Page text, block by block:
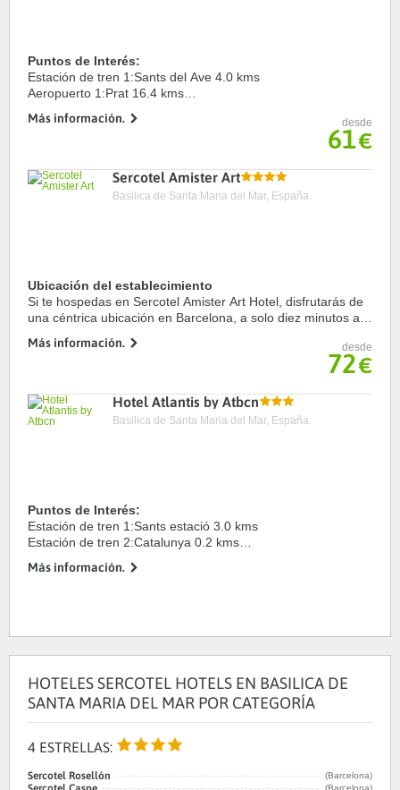
Puntos de Interés:
Estación de tren 1:Sants del Ave 4.0 kms
Aeropuerto 1:Prat 16.4 kms
Centro Ciudad:Plaça de Catalunya 1.5 kms
Más información. desde
61€
Sercotel Amister Art
Basilica de Santa Maria del Mar, España.
Ubicación del establecimiento
Si te hospedas en Sercotel Amister Art Hotel, disfrutarás de
una céntrica ubicación en Barcelona, a solo diez minutos a
Además, este hotel se ...
Más información. desde
72€
Hotel Atlantis by Atbcn
Basilica de Santa Maria del Mar, España.
Puntos de Interés:
Estación de tren 1:Sants estació 3.0 kms
Estación de tren 2:Catalunya 0.2 kms
Puerto:Barcelona 2.0 kms
Más información.
HOTELES SERCOTEL HOTELS EN BASILICA DE
SANTA MARIA DEL MAR POR CATEGORÍA
4 ESTRELLAS:
Sercotel Rosellón (Barcelona)
(Barcelona)